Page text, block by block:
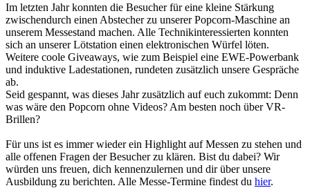
Im letzten Jahr konnten die Besucher für eine kleine Stärkung
zwischendurch einen Abstecher zu unserer Popcorn-Maschine an
unserem Messestand machen. Alle Technikinteressierten konnten
sich an unserer Lötstation einen elektronischen Würfel löten.
Weitere coole Giveaways, wie zum Beispiel eine EWE-Powerbank
und induktive Ladestationen, rundeten zusätzlich unsere Gespräche
ab.
Seid gespannt, was dieses Jahr zusätzlich auf euch zukommt: Denn
was wäre den Popcorn ohne Videos? Am besten noch über VR-
Brillen?
Für uns ist es immer wieder ein Highlight auf Messen zu stehen und
alle offenen Fragen der Besucher zu klären. Bist du dabei? Wir
würden uns freuen, dich kennenzulernen und dir über unsere
Ausbildung zu berichten. Alle Messe-Termine findest du hier.